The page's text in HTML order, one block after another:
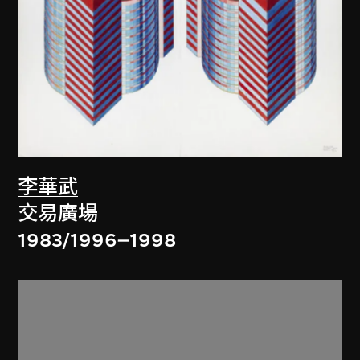
李華武
交易廣場
1983/1996–1998